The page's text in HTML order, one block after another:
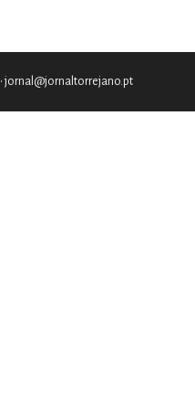
• jornal@jornaltorrejano.pt